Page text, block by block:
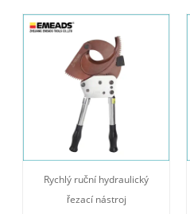
Rychlý ruční hydraulický
řezací nástroj